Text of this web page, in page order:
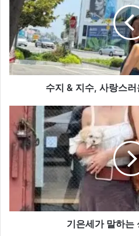
수,
사
랑
스
러
스
스
타
일
수지 & 지수, 사랑스
은
세
가
말
는
수
기은세가 말하는